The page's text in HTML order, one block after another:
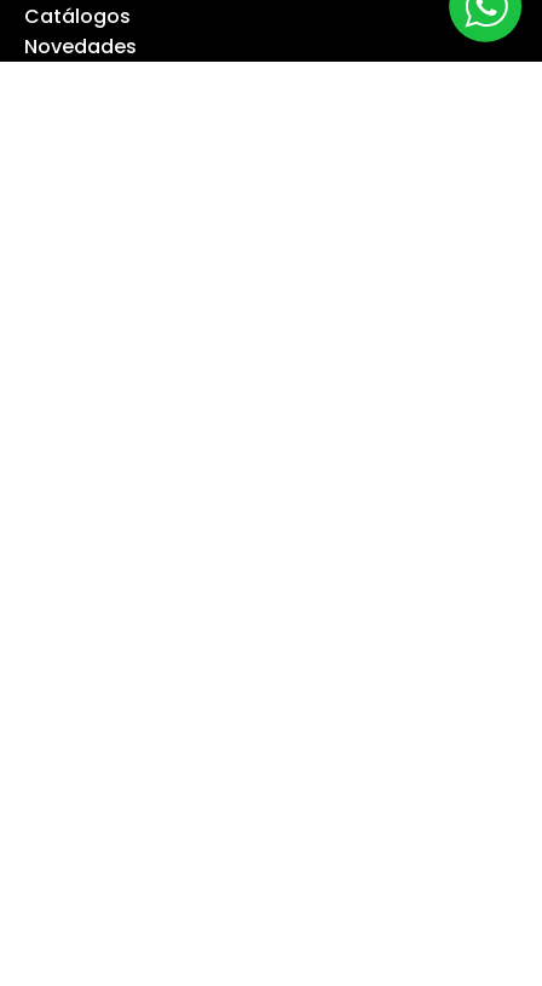
Catálogos
Novedades